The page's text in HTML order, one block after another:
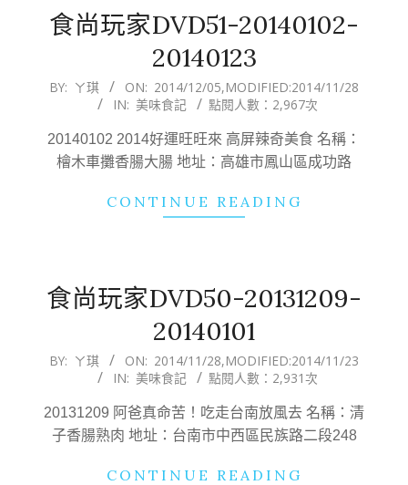
食尚玩家DVD51-20140102-
20140123
2014-
05
BY: ㄚ琪 ON: 2014/12/05,MODIFIED:2014/11/28
IN: 美味食記 點閱人數：2,967次
20140102 2014好運旺旺來 高屏辣奇美食 名稱：
檜木車攤香腸大腸 地址：高雄市鳳山區成功路
CONTINUE READING
食尚玩家DVD50-20131209-
20140101
2014-
28
BY: ㄚ琪 ON: 2014/11/28,MODIFIED:2014/11/23
IN: 美味食記 點閱人數：2,931次
20131209 阿爸真命苦！吃走台南放風去 名稱：清
子香腸熟肉 地址：台南市中西區民族路二段248
CONTINUE READING